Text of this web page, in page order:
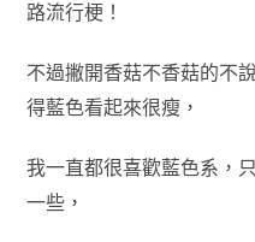
路流行梗！
不過撇開香菇不香菇的不
得藍色看起來很瘦，
我一直都很喜歡藍色系，
一些，